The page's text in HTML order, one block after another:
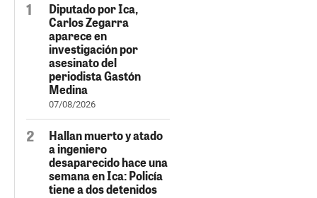
Diputado por Ica,
Carlos Zegarra
aparece en
investigación por
asesinato del
periodista Gastón
Medina
07/08/2026
Hallan muerto y atado
a ingeniero
desaparecido hace una
semana en Ica: Policía
tiene a dos detenidos